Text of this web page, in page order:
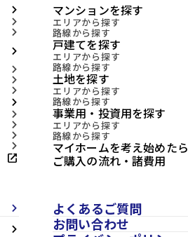
arrow_forward_ios
arrow_forward_ios
arrow_forward_ios
arrow_forward_ios
arrow_forward_ios
arrow_forward_ios
arrow_forward_ios
arrow_forward_ios
arrow_forward_ios
arrow_forward_ios
arrow_forward_ios
arrow_forward_ios
open_in_new
マンションを探す
エリアから探す
路線から探す
戸建てを探す
エリアから探す
路線から探す
土地を探す
エリアから探す
路線から探す
事業用・投資用を探す
エリアから探す
路線から探す
マイホームを考え始めたら
ご購入の流れ・諸費用
arrow_forward_ios
arrow_forward_ios
よくあるご質問
お問い合わせ